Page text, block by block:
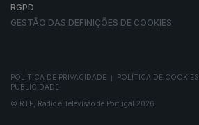
RGPD
GESTÃO DAS DEFINIÇÕES DE COOKIES
POLÍTICA DE PRIVACIDADE POLÍTICA DE COOKIES
PUBLICIDADE
© RTP, Rádio e Televisão de Portugal 2026